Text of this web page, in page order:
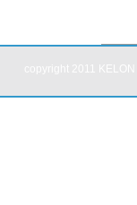
copyright 2011